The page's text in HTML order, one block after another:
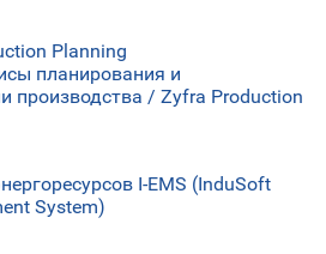
Planning
планирования и
производства / Zyfra Production
I-EMS (InduSoft
System)